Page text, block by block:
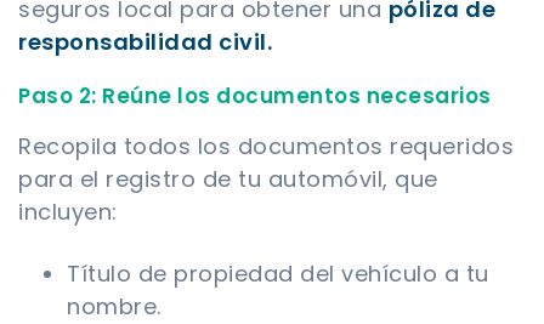
seguros local para obtener una póliza de
responsabilidad civil.
Paso 2: Reúne los documentos necesarios
Recopila todos los documentos requeridos
para el registro de tu automóvil, que
incluyen:
Título de propiedad del vehículo a tu
nombre.